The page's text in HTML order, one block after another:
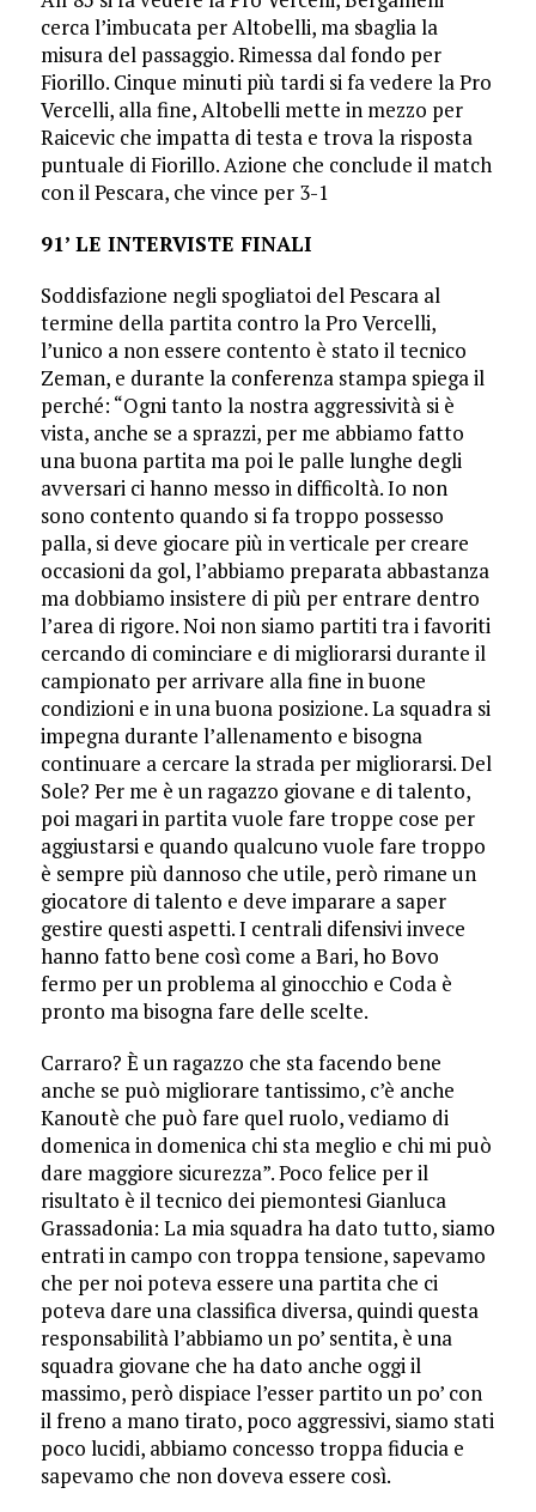
cerca l’imbucata per Altobelli, ma sbaglia la
misura del passaggio. Rimessa dal fondo per
Fiorillo. Cinque minuti più tardi si fa vedere la Pro
Vercelli, alla fine, Altobelli mette in mezzo per
Raicevic che impatta di testa e trova la risposta
puntuale di Fiorillo. Azione che conclude il match
con il Pescara, che vince per 3-1
91’ LE INTERVISTE FINALI
Soddisfazione negli spogliatoi del Pescara al
termine della partita contro la Pro Vercelli,
l’unico a non essere contento è stato il tecnico
Zeman, e durante la conferenza stampa spiega il
perché: “Ogni tanto la nostra aggressività si è
vista, anche se a sprazzi, per me abbiamo fatto
una buona partita ma poi le palle lunghe degli
avversari ci hanno messo in difficoltà. Io non
sono contento quando si fa troppo possesso
palla, si deve giocare più in verticale per creare
occasioni da gol, l’abbiamo preparata abbastanza
ma dobbiamo insistere di più per entrare dentro
l’area di rigore. Noi non siamo partiti tra i favoriti
cercando di cominciare e di migliorarsi durante il
campionato per arrivare alla fine in buone
condizioni e in una buona posizione. La squadra si
impegna durante l’allenamento e bisogna
continuare a cercare la strada per migliorarsi. Del
Sole? Per me è un ragazzo giovane e di talento,
poi magari in partita vuole fare troppe cose per
aggiustarsi e quando qualcuno vuole fare troppo
è sempre più dannoso che utile, però rimane un
giocatore di talento e deve imparare a saper
gestire questi aspetti. I centrali difensivi invece
hanno fatto bene così come a Bari, ho Bovo
fermo per un problema al ginocchio e Coda è
pronto ma bisogna fare delle scelte.
Carraro? È un ragazzo che sta facendo bene
anche se può migliorare tantissimo, c’è anche
Kanoutè che può fare quel ruolo, vediamo di
domenica in domenica chi sta meglio e chi mi può
dare maggiore sicurezza”. Poco felice per il
risultato è il tecnico dei piemontesi Gianluca
Grassadonia: La mia squadra ha dato tutto, siamo
entrati in campo con troppa tensione, sapevamo
che per noi poteva essere una partita che ci
poteva dare una classifica diversa, quindi questa
responsabilità l’abbiamo un po’ sentita, è una
squadra giovane che ha dato anche oggi il
massimo, però dispiace l’esser partito un po’ con
il freno a mano tirato, poco aggressivi, siamo stati
poco lucidi, abbiamo concesso troppa fiducia e
sapevamo che non doveva essere così.